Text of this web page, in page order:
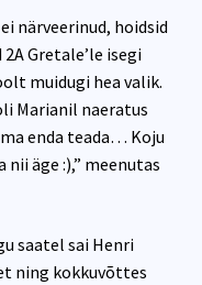
närveerinud, hoidsid
Gretale’le isegi
muidugi hea valik.
Marianil naeratus
enda teada… Koju
äge :),” meenutas
saatel sai Henri
ning kokkuvõttes